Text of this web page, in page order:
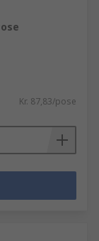
Kr. 87,83/pose